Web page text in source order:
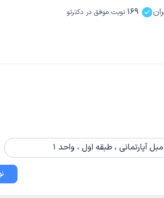
169 نوبت موفق در دکترتو
آپارتمانی ، طبقه اول ، واحد 1